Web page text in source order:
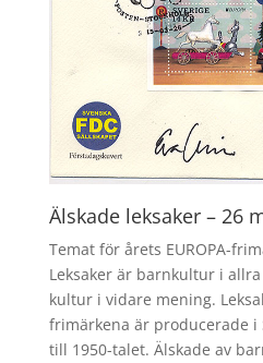
Älskade leksaker – 26
Temat för årets EUROPA-
Leksaker är barnkultur i
kultur i vidare mening.
frimärkena är producerade i
till 1950-talet. Älskade av